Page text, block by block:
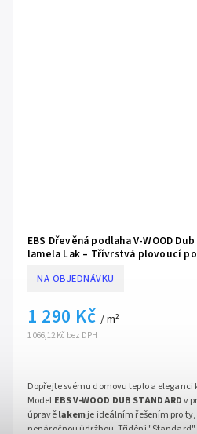
EBS Dřevěná podlaha V-WOOD
lamela Lak – Třívrstvá plovoucí
NA OBJEDNÁVKU
1 066,12 Kč bez DPH
1 290 Kč / m²
Dopřejte svému domovu teplo a
Model EBS V-WOOD DUB STANDARDv
úpravělakemje ideálním řešením pro
nenáročnou údržbou. Třídění